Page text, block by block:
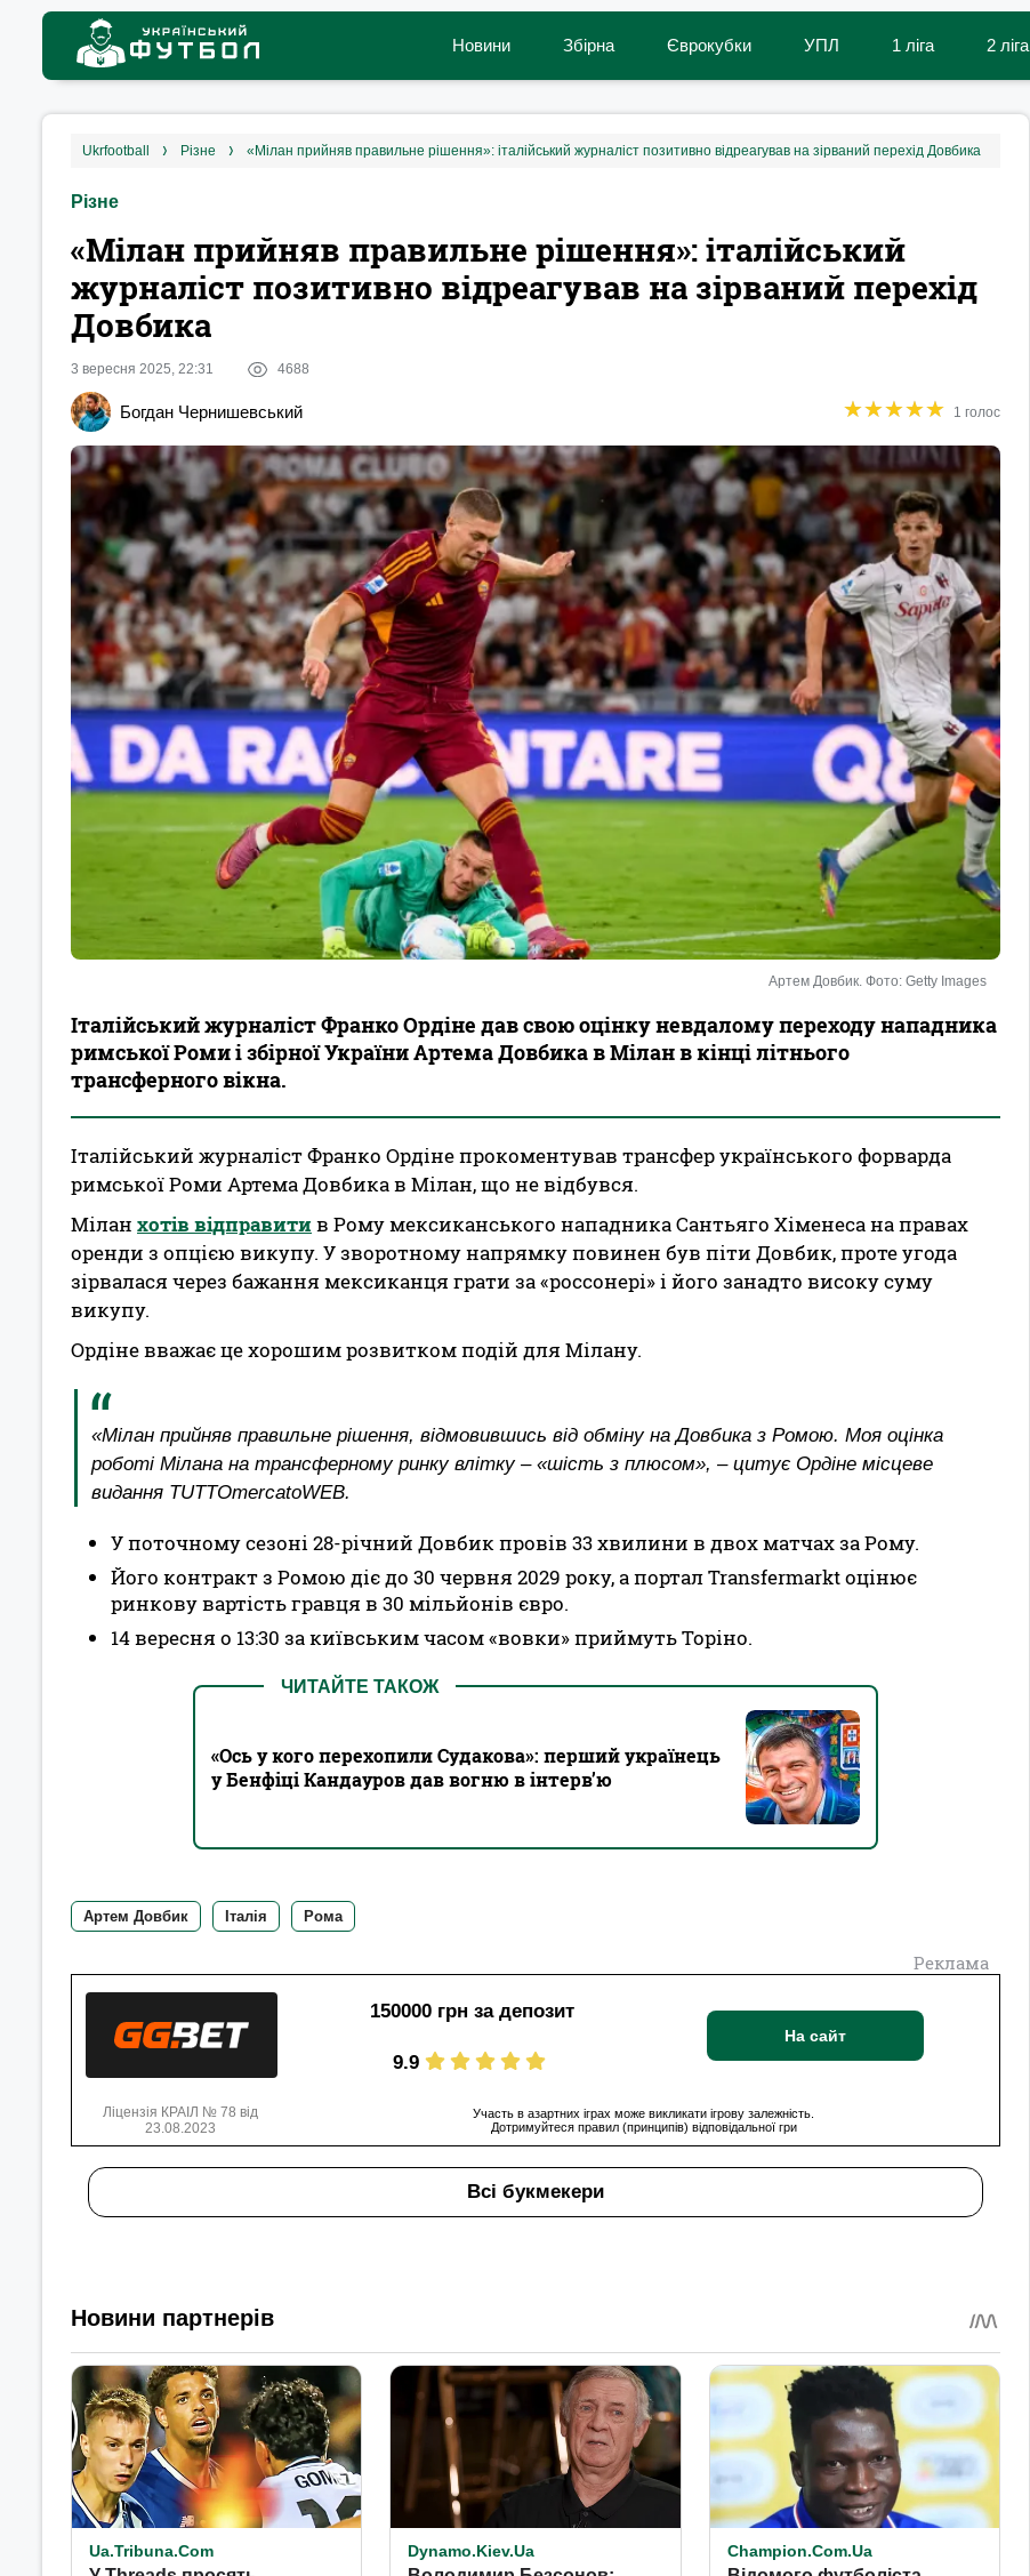
Новини Збірна Єврокубки УПЛ 1 ліга 2 ліга
ukrfootball різне «Мілан прийняв правильне рішення»: італійський журналіст позитивно відреагував на зірваний перехід Довбика
Різне
«Мілан прийняв правильне рішення»: італійський
журналіст позитивно відреагував на зірваний перехід
Довбика
3 вересня 2025, 22:31 4688
Богдан Чернишевський ★★★★★
★★★★★ 1 голос
Артем Довбик. Фото: Getty Images
Італійський журналіст Франко Ордіне дав свою оцінку невдалому переходу нападника
римської Роми і збірної України Артема Довбика в Мілан в кінці літнього
трансферного вікна.
Італійський журналіст Франко Ордіне прокоментував трансфер українського форварда
римської Роми Артема Довбика в Мілан, що не відбувся.
Мілан хотів відправитив Рому мексиканського нападника Сантьяго Хіменеса на правах
оренди з опцією викупу. У зворотному напрямку повинен був піти Довбик, проте угода
зірвалася через бажання мексиканця грати за «россонері» і його занадто високу суму
викупу.
Ордіне вважає це хорошим розвитком подій для Мілану.
«Мілан прийняв правильне рішення, відмовившись від обміну на Довбика з Ромою. Моя оцінка
роботі Мілана на трансферному ринку влітку – «шість з плюсом», – цитує Ордіне місцеве
видання TUTTOmercatoWEB.
У поточному сезоні 28-річний Довбик провів 33 хвилини в двох матчах за Рому.
Його контракт з Ромою діє до 30 червня 2029 року, а портал Transfermarkt оцінює
ринкову вартість гравця в 30 мільйонів євро.
14 вересня о 13:30 за київським часом «вовки» приймуть Торіно.
ЧИТАЙТЕ ТАКОЖ
«Ось у кого перехопили Судакова»: перший українець
у Бенфіці Кандауров дав вогню в інтерв’ю
Артем Довбик Італія Рома
Реклама
150000 грн за депозит
9.9
На сайт
Ліцензія КРАІЛ № 78 від
23.08.2023
Участь в азартних іграх може викликати ігрову залежність.
Дотримуйтеся правил (принципів) відповідальної гри
Всі букмекери